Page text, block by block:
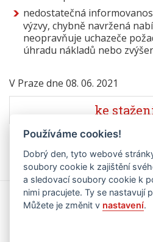
nedostatečná
výzvy, chybně navržená
neopravňuje uchazeče
úhradu nákladů nebo
V Praze dne 08. 06. 2021
ke
Kalendář akcí
Používáme cookies!
Dobrý den, tyto webové
soubory cookie k zajištění
a sledovací soubory cookie k
nimi pracujete. Ty se nastavují
Můžete je změnit v nastavení.